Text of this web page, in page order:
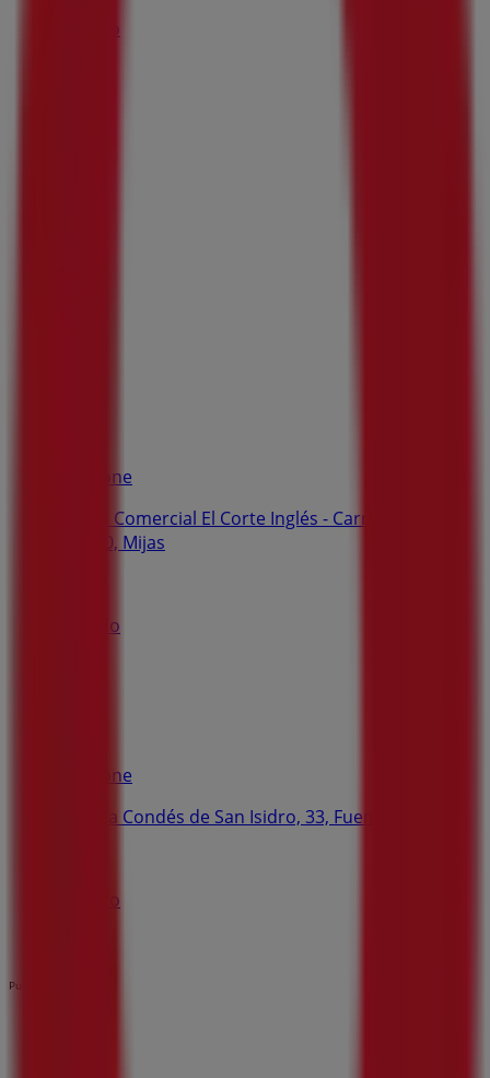
Vodafone
Centro Comercial El Corte Inglés - Carretera N-340,
Km 210, Mijas
Cerrado
Vodafone
Avenida Condés de San Isidro, 33, Fuengirola
Cerrado
Publicidad